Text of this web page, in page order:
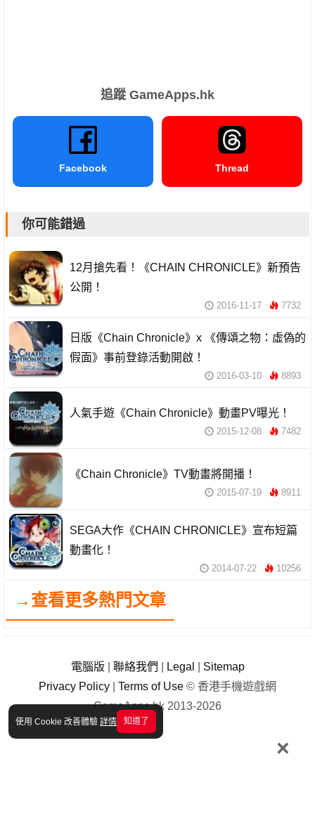
使用 Cookie 改善體驗 詳情 知道了
×
追蹤 GameApps.hk
Facebook Thread
你可能錯過
12月搶先看！《CHAIN CHRONICLE》新預告
公開！
2016-11-17 7732
日版《Chain Chronicle》x 《傳頌之物：虛偽的
假面》事前登錄活動開啟！
2016-03-10 8893
人氣手遊《Chain Chronicle》動畫PV曝光！
2015-12-08 7482
《Chain Chronicle》TV動畫將開播！
2015-07-19 8911
SEGA大作《CHAIN CHRONICLE》宣布短篇
動畫化！
2014-07-22 10256
→查看更多熱門文章
電腦版 聯絡我們 Legal
Sitemap
Privacy Policy
Terms of Use © 香港手機遊戲網
GameApps.hk 2013-2026